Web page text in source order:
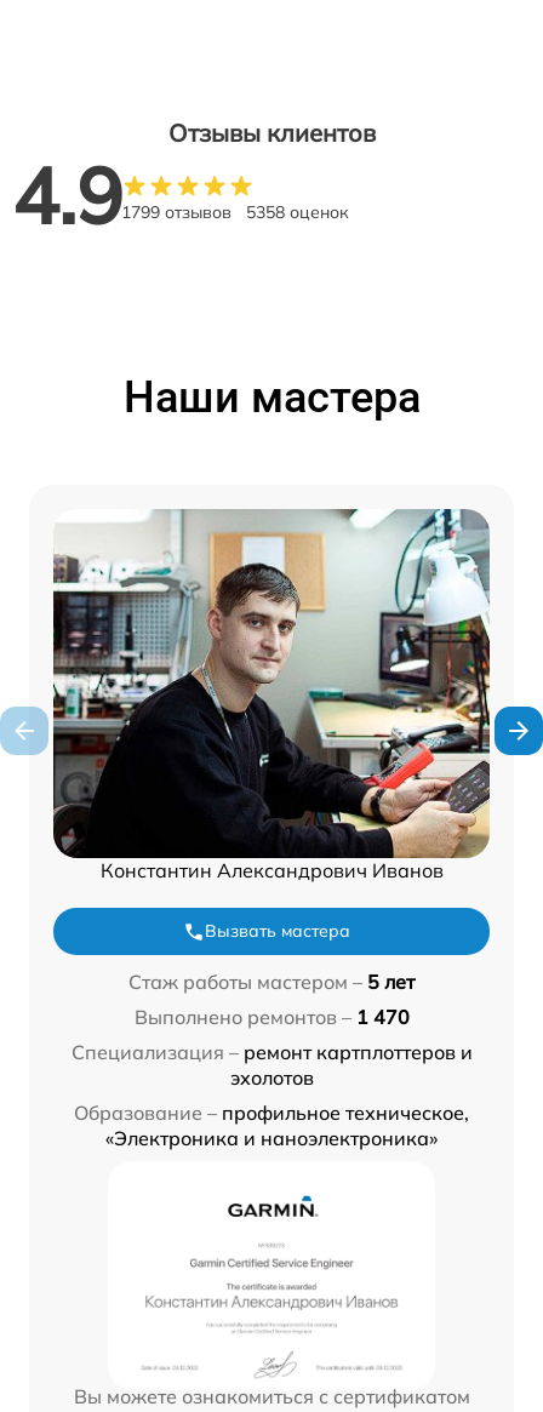
Отзывы клиентов
4.91799 отзывов 5358 оценок
Наши мастера
Константин Александрович Иванов
Вызвать мастера
Стаж работы мастером – 5 лет
Выполнено ремонтов – 1 470
Специализация – ремонт картплоттеров и
эхолотов
Образование – профильное техническое,
«Электроника и наноэлектроника»
Вы можете ознакомиться с сертификатом